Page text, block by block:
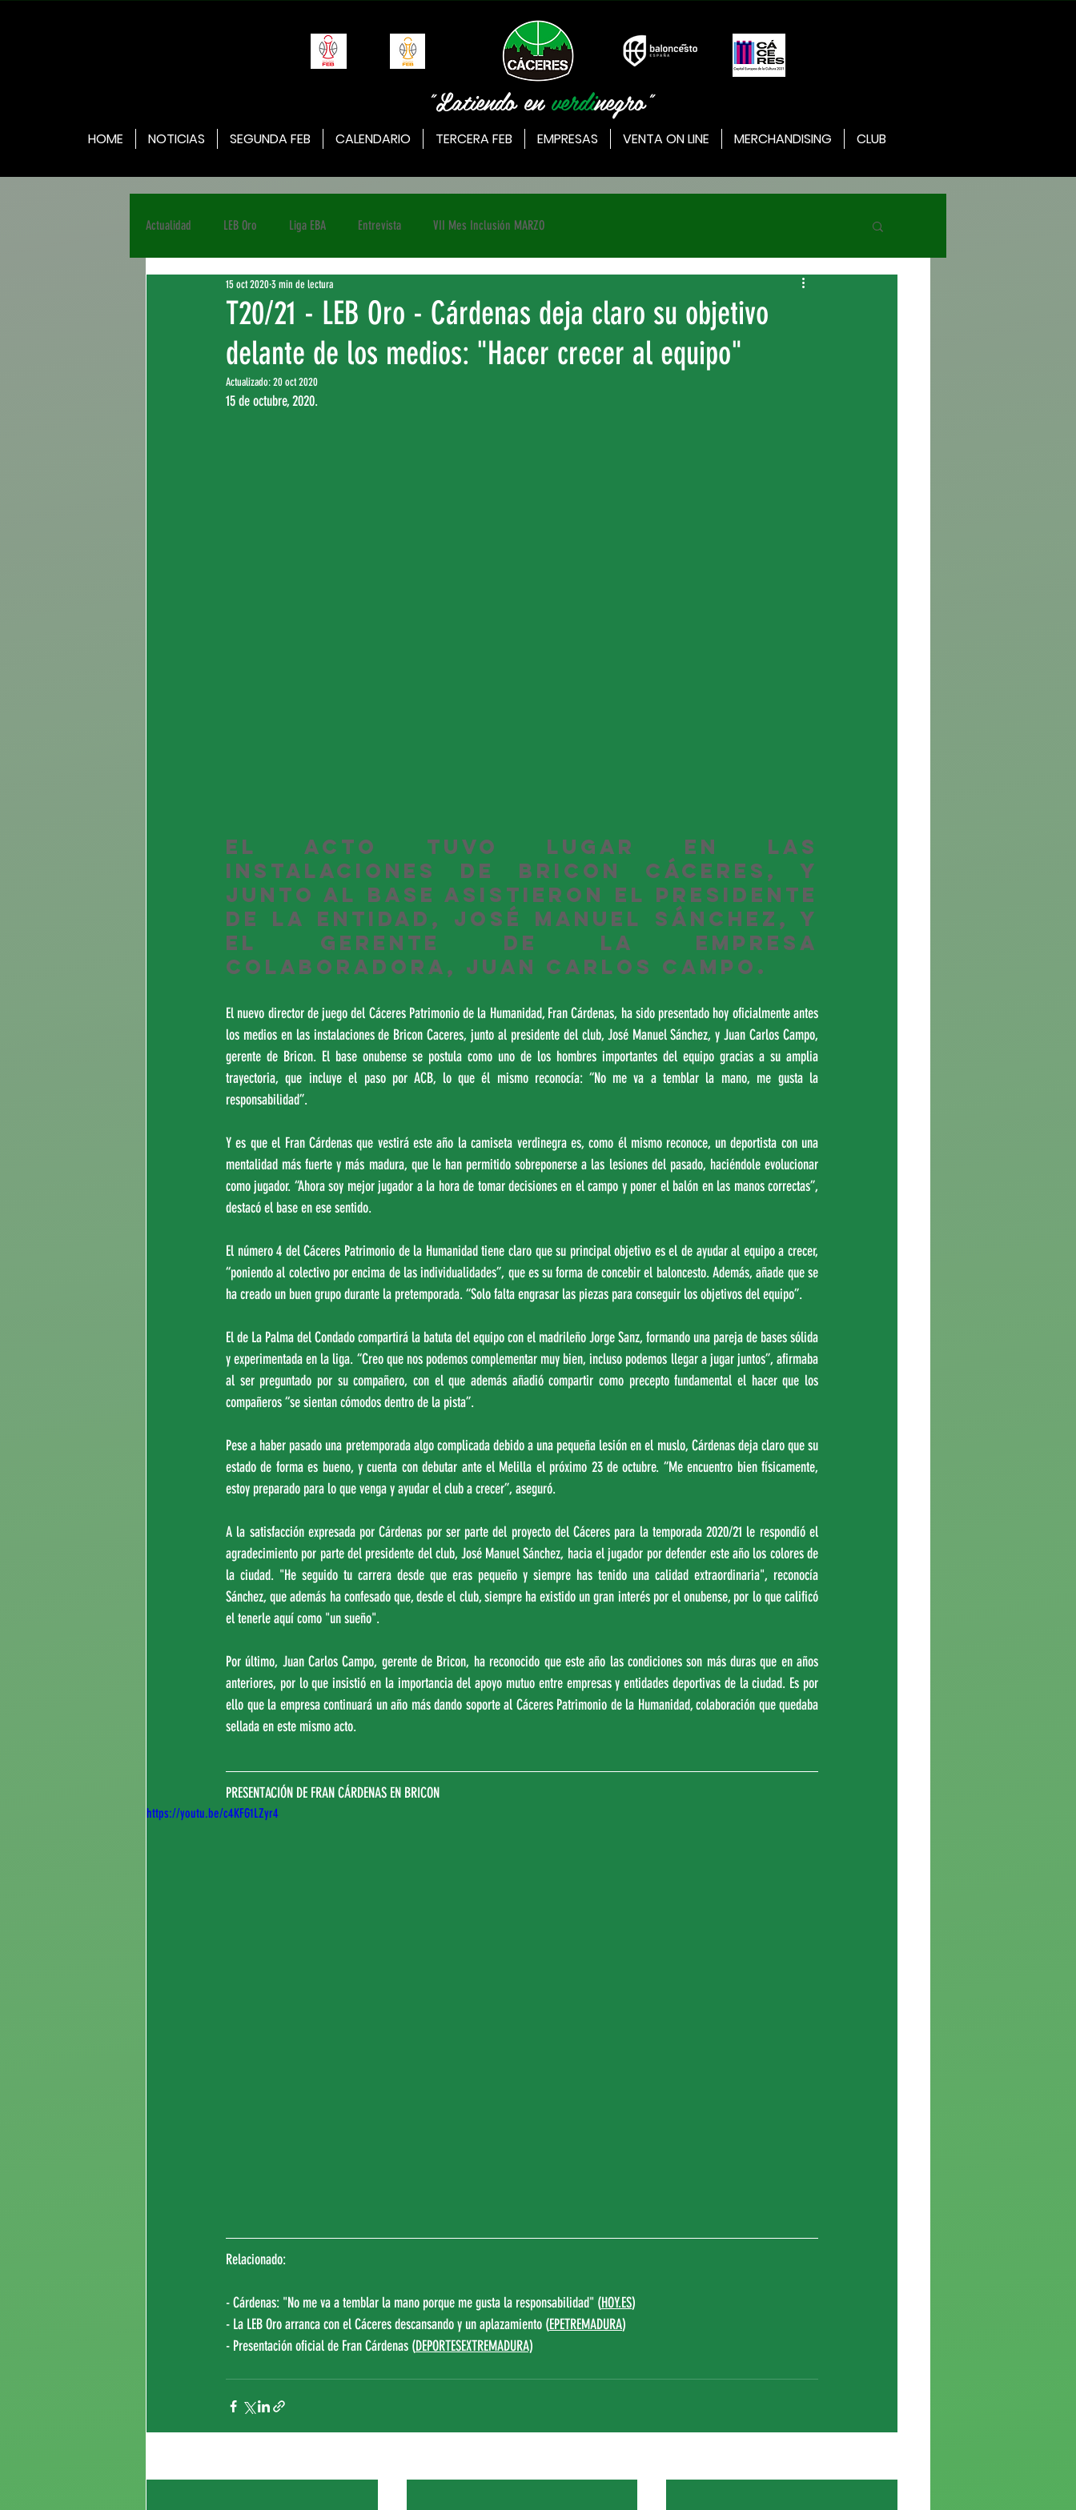
"Latiendo enverdinegro"
HOME NOTICIAS SEGUNDA FEB CALENDARIO TERCERA FEB EMPRESAS VENTA ON LINE MERCHANDISING CLUB
Actualidad LEB Oro Liga EBA Entrevista VII Mes Inclusión MARZO
T20/21 - LEB Oro - Cárdenas deja claro su objetivo
delante de los medios: "Hacer crecer al equipo"
15 oct 20203 min de lectura
Actualizado:20 oct 2020
15 de octubre, 2020.
El acto tuvo lugar en las
instalaciones de Bricon Cáceres, y
junto al base asistieron el presidente
de la entidad, José Manuel Sánchez, y
el gerente de la empresa
colaboradora, Juan Carlos Campo.
El nuevo director de juego del Cáceres Patrimonio de la Humanidad, Fran Cárdenas, ha sido presentado hoy oficialmente antes
los medios en las instalaciones de Bricon Caceres, junto al presidente del club, José Manuel Sánchez, y Juan Carlos Campo,
gerente de Bricon. El base onubense se postula como uno de los hombres importantes del equipo gracias a su amplia
trayectoria, que incluye el paso por ACB, lo que él mismo reconocía: “No me va a temblar la mano, me gusta la
responsabilidad”.
Y es que el Fran Cárdenas que vestirá este año la camiseta verdinegra es, como él mismo reconoce, un deportista con una
mentalidad más fuerte y más madura, que le han permitido sobreponerse a las lesiones del pasado, haciéndole evolucionar
como jugador. “Ahora soy mejor jugador a la hora de tomar decisiones en el campo y poner el balón en las manos correctas”,
destacó el base en ese sentido.
El número 4 del Cáceres Patrimonio de la Humanidad tiene claro que su principal objetivo es el de ayudar al equipo a crecer,
“poniendo al colectivo por encima de las individualidades”, que es su forma de concebir el baloncesto. Además, añade que se
ha creado un buen grupo durante la pretemporada. “Solo falta engrasar las piezas para conseguir los objetivos del equipo”.
El de La Palma del Condado compartirá la batuta del equipo con el madrileño Jorge Sanz, formando una pareja de bases sólida
y experimentada en la liga. “Creo que nos podemos complementar muy bien, incluso podemos llegar a jugar juntos”, afirmaba
al ser preguntado por su compañero, con el que además añadió compartir como precepto fundamental el hacer que los
compañeros “se sientan cómodos dentro de la pista”.
Pese a haber pasado una pretemporada algo complicada debido a una pequeña lesión en el muslo, Cárdenas deja claro que su
estado de forma es bueno, y cuenta con debutar ante el Melilla el próximo 23 de octubre. “Me encuentro bien físicamente,
estoy preparado para lo que venga y ayudar el club a crecer”, aseguró.
A la satisfacción expresada por Cárdenas por ser parte del proyecto del Cáceres para la temporada 2020/21 le respondió el
agradecimiento por parte del presidente del club, José Manuel Sánchez, hacia el jugador por defender este año los colores de
la ciudad. "He seguido tu carrera desde que eras pequeño y siempre has tenido una calidad extraordinaria", reconocía
Sánchez, que además ha confesado que, desde el club, siempre ha existido un gran interés por el onubense, por lo que calificó
el tenerle aquí como "un sueño".
Por último, Juan Carlos Campo, gerente de Bricon, ha reconocido que este año las condiciones son más duras que en años
anteriores, por lo que insistió en la importancia del apoyo mutuo entre empresas y entidades deportivas de la ciudad. Es por
ello que la empresa continuará un año más dando soporte al Cáceres Patrimonio de la Humanidad, colaboración que quedaba
sellada en este mismo acto.
PRESENTACIÓN DE FRAN CÁRDENAS EN BRICON
https://youtu.be/c4KFG1LZyr4
Relacionado:
- Cárdenas: "No me va a temblar la mano porque me gusta la responsabilidad" (HOY.ES)
- La LEB Oro arranca con el Cáceres descansando y un aplazamiento (EPETREMADURA)
- Presentación oficial de Fran Cárdenas (DEPORTESEXTREMADURA)